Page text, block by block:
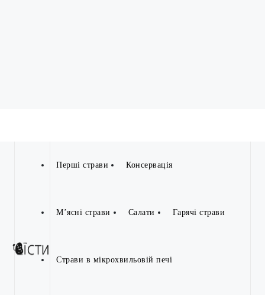
Перші страви Консервація
М’ясні страви Салати Гарячі страви
Страви в мікрохвильовій печі